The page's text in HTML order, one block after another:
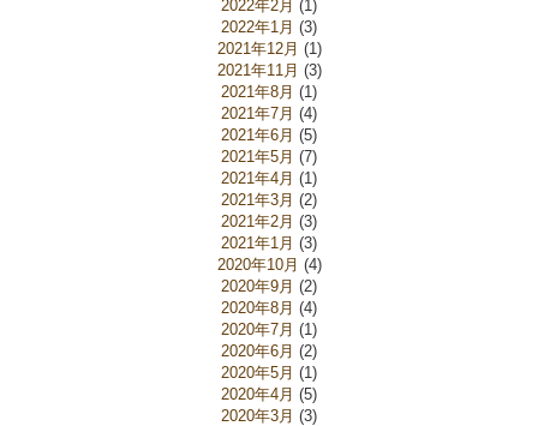
2022年2月 (1)
2022年1月 (3)
2021年12月 (1)
2021年11月 (3)
2021年8月 (1)
2021年7月 (4)
2021年6月 (5)
2021年5月 (7)
2021年4月 (1)
2021年3月 (2)
2021年2月 (3)
2021年1月 (3)
2020年10月 (4)
2020年9月 (2)
2020年8月 (4)
2020年7月 (1)
2020年6月 (2)
2020年5月 (1)
2020年4月 (5)
2020年3月 (3)